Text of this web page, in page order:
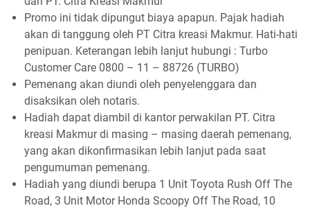
Promo ini tidak dipungut biaya apapun. Pajak hadiah
akan di tanggung oleh PT Citra kreasi Makmur. Hati-hati
penipuan. Keterangan lebih lanjut hubungi : Turbo
Customer Care 0800 – 11 – 88726 (TURBO)
Pemenang akan diundi oleh penyelenggara dan
disaksikan oleh notaris.
Hadiah dapat diambil di kantor perwakilan PT. Citra
kreasi Makmur di masing – masing daerah pemenang,
yang akan dikonfirmasikan lebih lanjut pada saat
pengumuman pemenang.
Hadiah yang diundi berupa 1 Unit Toyota Rush Off The
Road, 3 Unit Motor Honda Scoopy Off The Road, 10